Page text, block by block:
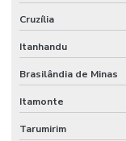
Cruzília
Itanhandu
Brasilândia de Minas
Itamonte
Tarumirim